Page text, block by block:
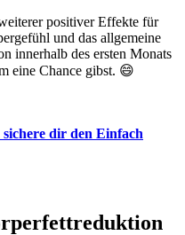
positiver Effekte für
und das allgemeine
innerhalb des ersten Monats
eine Chance gibst. 😄
dir den Einfach